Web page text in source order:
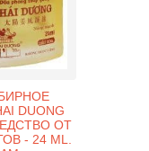
DUONG
ОТ
- 24 ML.